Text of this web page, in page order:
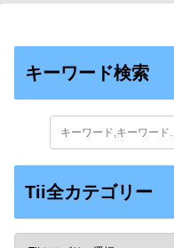
キーワード検索
Tii全カテゴリー